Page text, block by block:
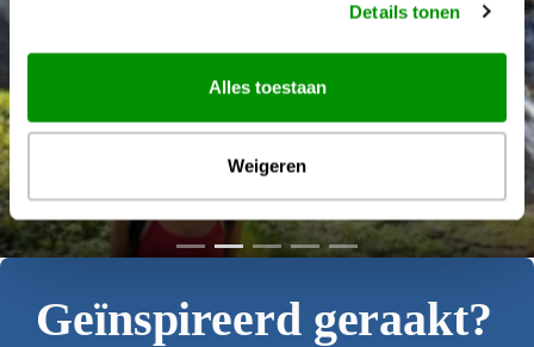
Details tonen
Alles toestaan
Weigeren
Déanne Wetzels
Geïnspireerd geraakt?